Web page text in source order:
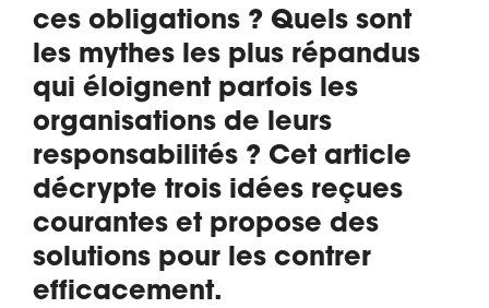
ces obligations ? Quels sont
les mythes les plus répandus
qui éloignent parfois les
organisations de leurs
responsabilités ? Cet article
décrypte trois idées reçues
courantes et propose des
solutions pour les contrer
efficacement.